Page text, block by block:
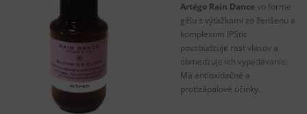
Artégo Rain Dancevo forme
gélu s výťažkami zo ženšenu a
komplexom IPStic
povzbudzuje rast vlasov a
obmedzuje ich vypadávanie.
Má antioxidačné a
protizápalové účinky.